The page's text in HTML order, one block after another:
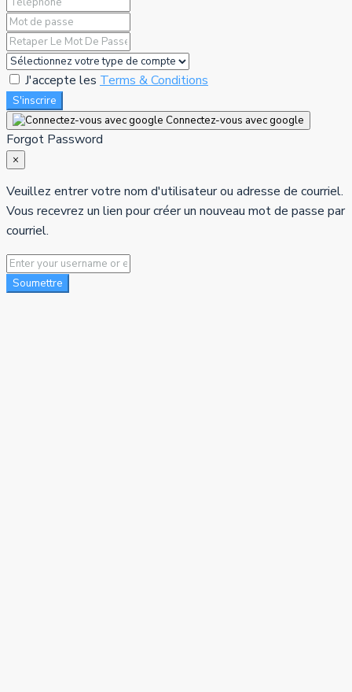
J'accepte les Terms & Conditions
S'inscrire
Connectez-vous avec google
Forgot Password
×
Veuillez entrer votre nom d'utilisateur ou adresse de courriel.
Vous recevrez un lien pour créer un nouveau mot de passe par
courriel.
Soumettre